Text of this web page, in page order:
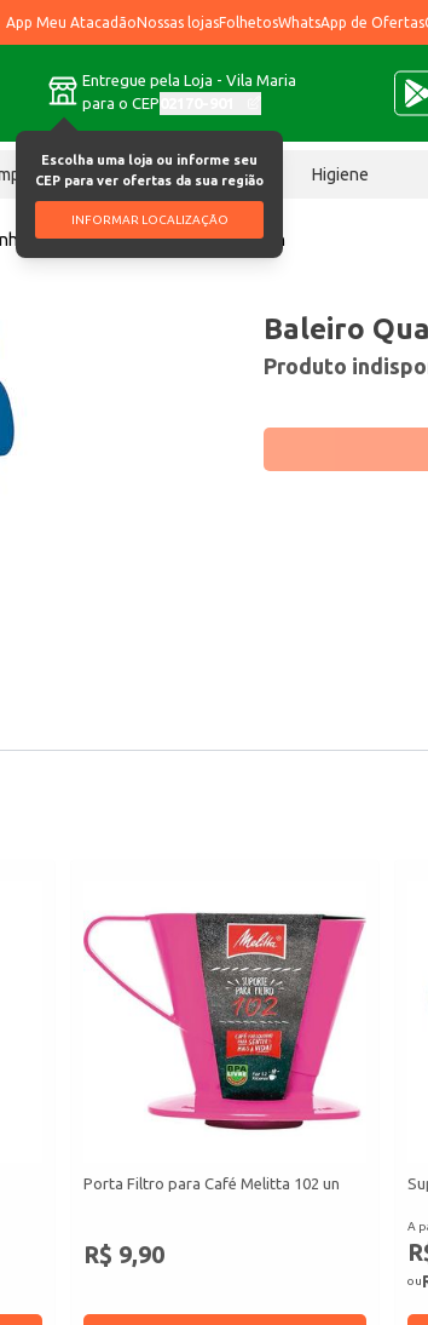
App Meu AtacadãoNossas lojasFolhetosWhatsApp de Ofertas
Entregue pela Loja - Vila Maria
para o CEP
Escolha uma loja ou informe seu
CEP para ver ofertas da sua região
INFORMAR LOCALIZAÇÃO
Chocolates Higiene
Baleiro Quadrado Tok Fixo 6B un
Baleiro
Produto
Porta Filtro para Café Melitta 102 un
R$ 9,90
A
ou